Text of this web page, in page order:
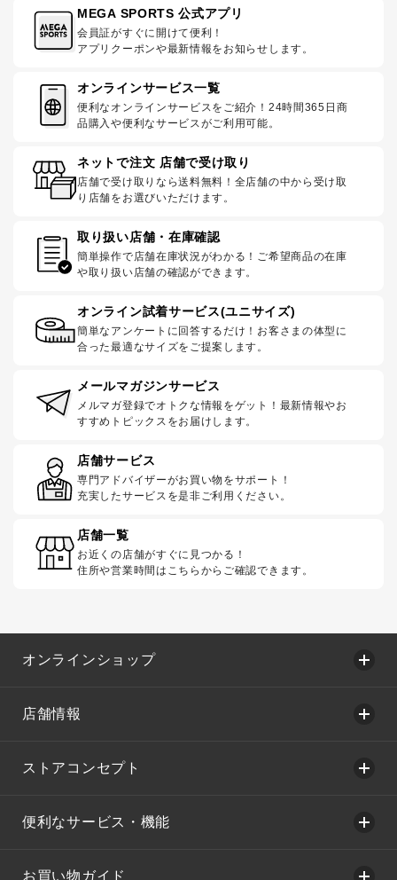
MEGA SPORTS 公式アプリ
会員証がすぐに開けて便利！
アプリクーポンや最新情報をお知らせします。
オンラインサービス一覧
便利なオンラインサービスをご紹介！24時間365日商
品購入や便利なサービスがご利用可能。
ネットで注文 店舗で受け取り
店舗で受け取りなら送料無料！全店舗の中から受け取
り店舗をお選びいただけます。
取り扱い店舗・在庫確認
簡単操作で店舗在庫状況がわかる！ご希望商品の在庫
や取り扱い店舗の確認ができます。
オンライン試着サービス(ユニサイズ)
簡単なアンケートに回答するだけ！お客さまの体型に
合った最適なサイズをご提案します。
メールマガジンサービス
メルマガ登録でオトクな情報をゲット！最新情報やお
すすめトピックスをお届けします。
店舗サービス
専門アドバイザーがお買い物をサポート！
充実したサービスを是非ご利用ください。
店舗一覧
お近くの店舗がすぐに見つかる！
住所や営業時間はこちらからご確認できます。
オンラインショップ
店舗情報
ストアコンセプト
便利なサービス・機能
お買い物ガイド